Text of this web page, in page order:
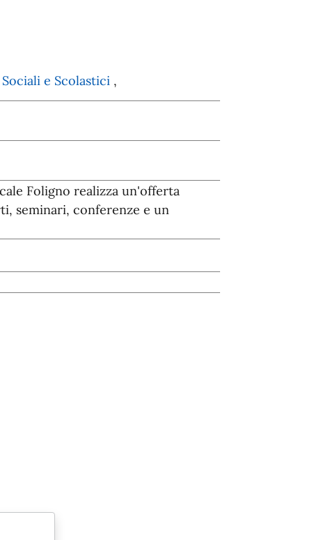
e Scolastici ,
Foligno realizza un'offerta
seminari, conferenze e un